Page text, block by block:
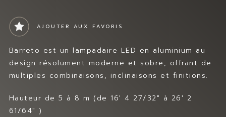
AJOUTER AUX FAVORIS
Barreto est un lampadaire LED en aluminium au
design résolument moderne et sobre, offrant de
multiples combinaisons, inclinaisons et finitions.
Hauteur de 5 à 8 m (de 16′ 4 27/32″ à 26′ 2
61/64″ )